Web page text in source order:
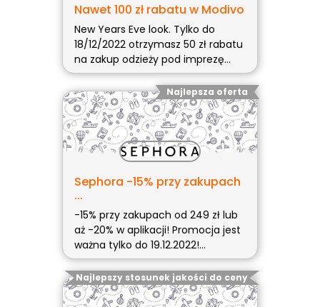
Nawet 100 zł rabatu w Modivo
New Years Eve look. Tylko do
18/12/2022 otrzymasz 50 zł rabatu
na zakup odzieży pod imprezę
sylwestrową powyżej 250 zł oraz
100 zł rabatu na zakupy powyżej
(więcej…)
Najlepsza oferta
Sephora -15% przy zakupach
...
-15% przy zakupach od 249 zł lub
aż -20% w aplikacji! Promocja jest
ważna tylko do 19.12.2022!
Promocja jest ważna tylko z
kodem!
Najlepszy stosunek jakości do ceny